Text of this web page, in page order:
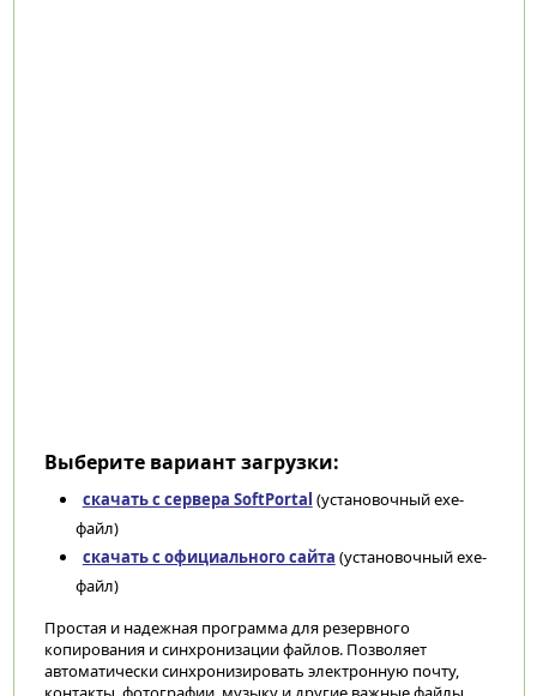
Выберите вариант загрузки:
скачать с сервера SoftPortal (установочный exe-
файл)
скачать с официального сайта (установочный exe-
файл)
Простая и надежная программа для резервного
копирования и синхронизации файлов. Позволяет
автоматически синхронизировать электронную почту,